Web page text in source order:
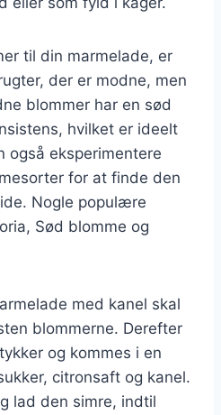
til din marmelade, er
der er modne, men
blommer har en sød
hvilket er ideelt
også eksperimentere
for at finde den
Nogle populære
Sød blomme og
med kanel skal
blommerne. Derefter
og kommes i en
citronsaft og kanel.
lad den simre, indtil